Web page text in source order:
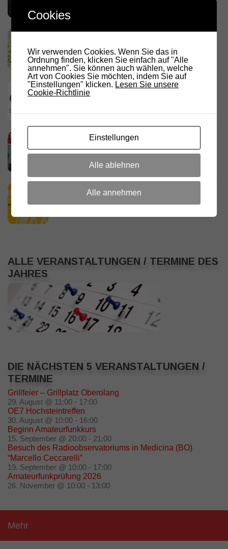
23. JULI 2026
DARC Rundspruch 29/2026
23. JULI 2026
D.R.C. in den Medien – Meraner
Stadtanzeiger
18. JULI 2026
HamRadio Friedrichshafen 2026
ALLE VERANSTALTUNGEN / TERMINE DES
JAHRES
DIE NÄCHSTEN 5 VERANSTALTUNGEN /
TERMINE
Grillfeier – Grillplatz Oberolang
29. August @ 11:00 - 17:00
OE7 Hochsteintreffen
30. August @ 10:00 - 16:00
Beginn Amateurfunkkurs
15. September @ 20:00 - 21:00
Besuch des Radioobservatoriums in Medicina (BO)
“Marcello Ceccarelli”
19. September @ 10:00 - 17:00
Amateurfunkprüfung 2026
26. November @ 10:00 - 13:00
Mehr
Cookies
Wir verwenden Cookies. Wenn Sie das in
Ordnung finden, klicken Sie einfach auf "Alle
annehmen". Sie können auch wählen, welche
Art von Cookies Sie möchten, indem Sie auf
"Einstellungen" klicken. Lesen Sie unsere
Cookie-Richtlinie
Einstellungen
Alle ablehnen
Alle annehmen